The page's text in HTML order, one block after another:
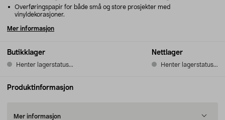
Butikklager
Henter lagerstatus...
Nettlager
Henter lagerstatus...
Overføringspapir for både små og store prosjekter med
vinyldekorasjoner.
Mer informasjon
Produktinformasjon
Mer informasjon